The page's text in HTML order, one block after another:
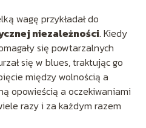
wagę przykładał do
niezależności. Kiedy
się powtarzalnych
się w blues, traktując go
między wolnością a
opowieścią a oczekiwaniami
razy i za każdym razem